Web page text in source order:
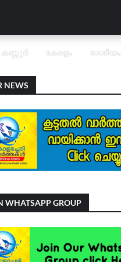
കണ്ണൂർ കേരളം ദേശീയം
NEWS
WHATSAPP GROUP